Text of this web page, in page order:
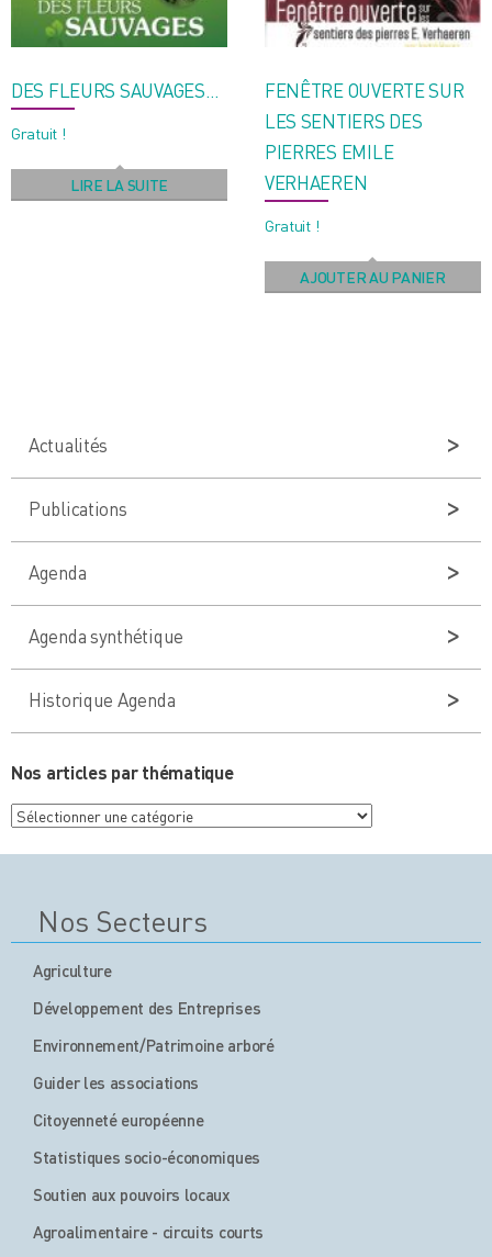
DES FLEURS SAUVAGES…
Gratuit !
LIRE LA SUITE
FENÊTRE OUVERTE SUR
LES SENTIERS DES
PIERRES EMILE
VERHAEREN
Gratuit !
AJOUTER AU PANIER
Actualités
Publications
Agenda
Agenda synthétique
Historique Agenda
Nos articles par thématique
Nos
articles
Nos Secteurs
Agriculture
Développement des Entreprises
Environnement/Patrimoine arboré
Guider les associations
Citoyenneté européenne
Statistiques socio-économiques
Soutien aux pouvoirs locaux
Agroalimentaire - circuits courts